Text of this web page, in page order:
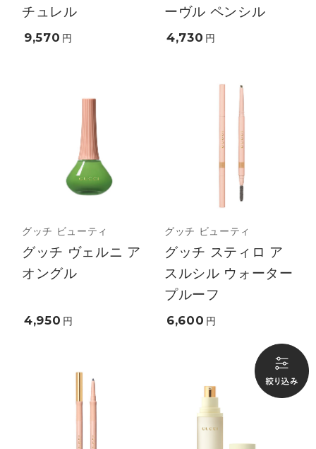
チュレル
9,570 円
ーヴル ペンシル
4,730 円
グッチ ビューティ
グッチ ヴェルニ ア
オングル
4,950 円
グッチ ビューティ
グッチ スティロ ア
スルシル ウォーター
プルーフ
6,600 円